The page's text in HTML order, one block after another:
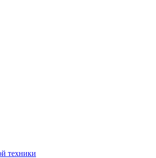
техники